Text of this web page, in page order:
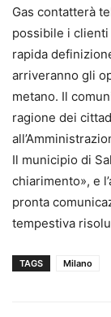
Gas contatterà
possibile i clienti
rapida
arriveranno gli
metano. Il
ragione dei
Il municipio di
chiarimento», e
pronta
tempestiva
TAGS Milano